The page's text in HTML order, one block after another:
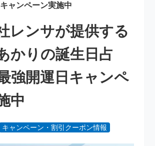
ャンペーン実施中
レンサが提供する
かりの誕生日占
強開運日キャンペ
中
キャンペーン・割引クーポン情報